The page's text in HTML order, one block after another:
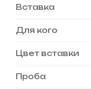
Вставка
Для кого
Цвет вставки
Проба